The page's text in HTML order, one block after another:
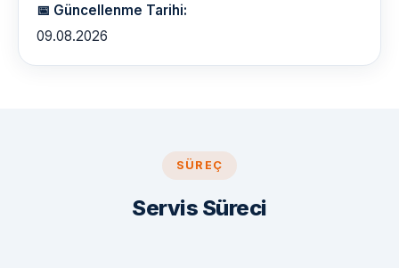
📅 Güncellenme Tarihi:
09.08.2026
SÜREÇ
Servis Süreci